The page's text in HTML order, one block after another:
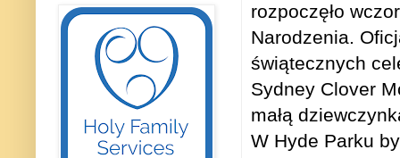
rozpoczęło
Narodzenia.
świątecznych
Sydney Clover
małą
W Hyde Parku